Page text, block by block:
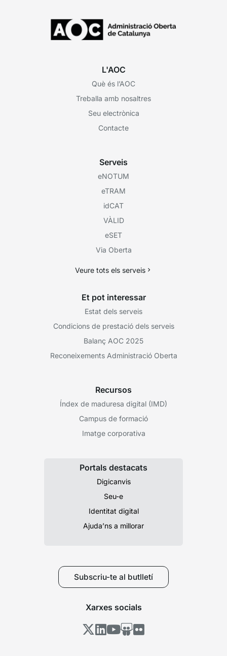
L'AOC
Què és l’AOC
Treballa amb nosaltres
Seu electrònica
Contacte
Serveis
eNOTUM
eTRAM
idCAT
VÀLID
eSET
Via Oberta
Veure tots els serveis
Et pot interessar
Estat dels serveis
Condicions de prestació dels serveis
Balanç AOC 2025
Reconeixements Administració Oberta
Recursos
Índex de maduresa digital (IMD)
Campus de formació
Imatge corporativa
Portals destacats
Digicanvis
Seu-e
Identitat digital
Ajuda’ns a millorar
Subscriu-te al butlletí
Xarxes socials